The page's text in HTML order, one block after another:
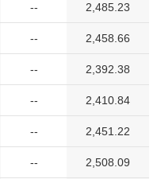
-- 2,485.23
-- 2,458.66
-- 2,392.38
-- 2,410.84
-- 2,451.22
-- 2,508.09